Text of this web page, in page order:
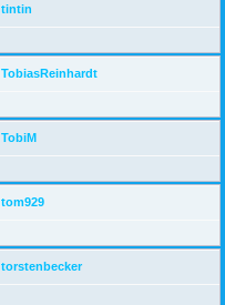
tintin
TobiasReinhardt
TobiM
tom929
torstenbecker